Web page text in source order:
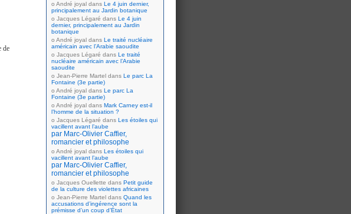
de
André joyal dans Le 4 juin dernier,
principalement au Jardin botanique
Jacques Légaré dans Le 4 juin
dernier, principalement au Jardin
botanique
André joyal dans Le traité nucléaire
américain avec l’Arabie saoudite
Jacques Légaré dans Le traité
nucléaire américain avec l’Arabie
saoudite
Jean-Pierre Martel dans Le parc La
Fontaine (3e partie)
André joyal dans Le parc La
Fontaine (3e partie)
André joyal dans Mark Carney est-il
l’homme de la situation ?
Jacques Légaré dans Les étoiles qui
vacillent avant l’aube
par Marc-Olivier Caffier,
romancier et philosophe
André joyal dans Les étoiles qui
vacillent avant l’aube
par Marc-Olivier Caffier,
romancier et philosophe
Jacques Ouellette dans Petit guide
de la culture des violettes africaines
Jean-Pierre Martel dans Quand les
accusations d’ingérence sont la
prémisse d’un coup d’État